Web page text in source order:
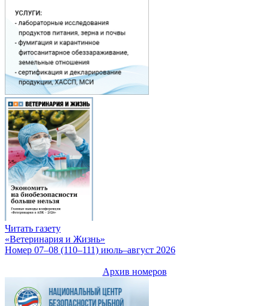
Читать газету
«Ветеринария и Жизнь»
Номер 07–08 (110–111) июль–август 2026
Архив номеров